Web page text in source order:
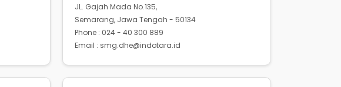
JL. Gajah Mada No.135,
Semarang, Jawa Tengah - 50134
Phone : 024 - 40 300 889
Email : smg.dhe@indotara.id